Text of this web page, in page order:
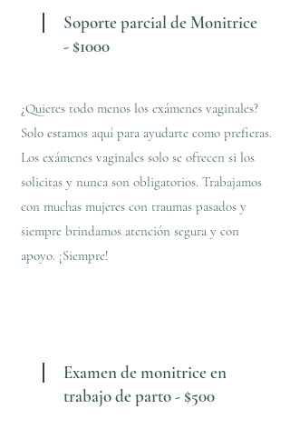
Soporte parcial de Monitrice
- $1000
¿Quieres todo menos los exámenes vaginales?
Solo estamos aquí para ayudarte como prefieras.
Los exámenes vaginales solo se ofrecen si los
solicitas y nunca son obligatorios. Trabajamos
con muchas mujeres con traumas pasados y
siempre brindamos atención segura y con
apoyo. ¡Siempre!
Examen de monitrice en
trabajo de parto - $500